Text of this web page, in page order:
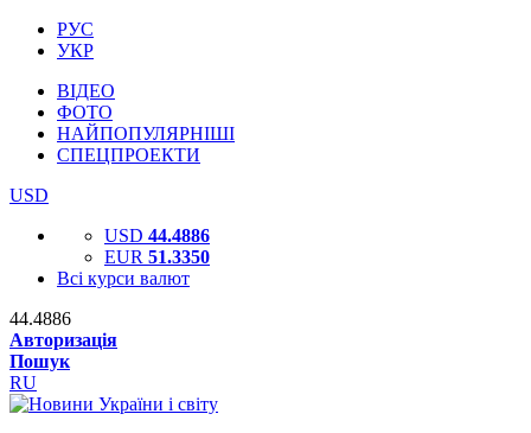
РУС
УКР
ВІДЕО
ФОТО
НАЙПОПУЛЯРНІШІ
СПЕЦПРОЕКТИ
USD
USD 44.4886
EUR 51.3350
Всі курси валют
44.4886
Авторизація
Пошук
RU